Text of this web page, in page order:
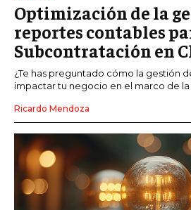
Optimización de la
reportes contables
Subcontratación en
¿Te has preguntado cómo la gestión
impactar tu negocio en el marco de la
Ricardo Mendoza